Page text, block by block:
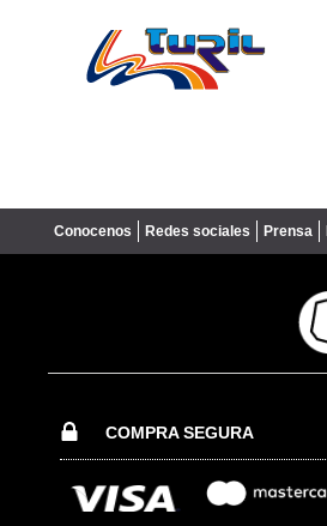
Conocenos Redes sociales Prensa
COMPRA SEGURA